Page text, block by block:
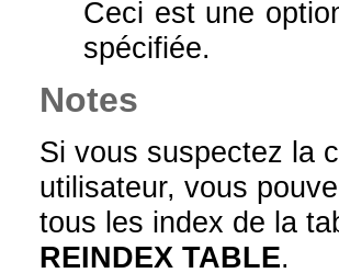
Ceci est une
spécifiée.
Notes
Si vous suspectez la
utilisateur, vous
tous les index de la
REINDEX TABLE.